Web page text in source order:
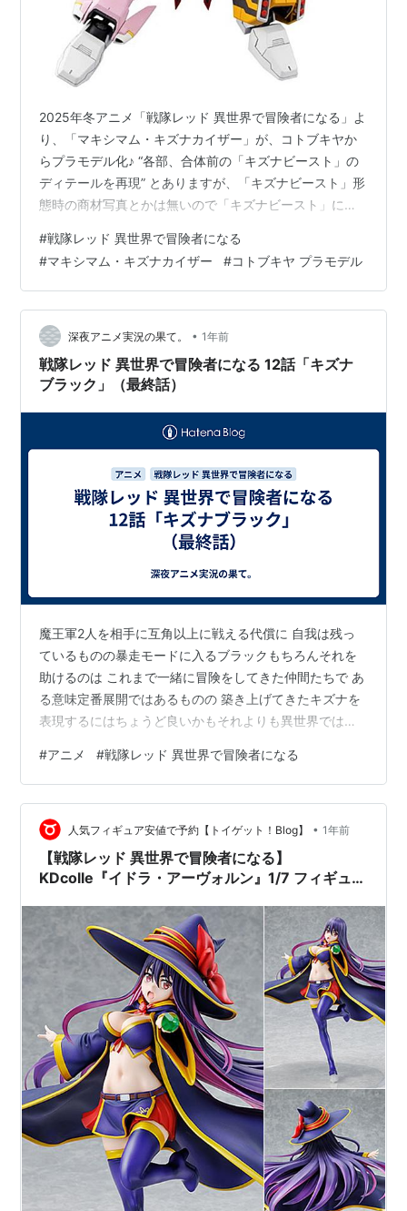
2025年冬アニメ「戦隊レッド 異世界で冒険者になる」よ
り、「マキシマム・キズナカイザー」が、コトブキヤか
らプラモデル化♪ “各部、合体前の「キズナビースト」の
ディテールを再現” とありますが、「キズナビースト」形
態時の商材写真とかは無いので「キズナビースト」には
パーツに分離と合体ができるダケ？みたい。 完成時のサ
イズは、 ノンスケールの全高：約17cm。 原型製作は
「株式会社ブレーン・テック」。 （※敬称略） 戦隊レッ
ド 異世界で冒険者になる『マキシマム・キズナカイザ
ー』プラモデルは、コトブキヤより2026年02月発売の予
定です♪ 【Ama…
#戦隊レッド 異世界で冒険者になる
#マキシマム・キズナカイザー #コトブキヤ プラモデル
深夜アニメ実況の果て。 • 1年前
戦隊レッド 異世界で冒険者になる 12話「キズナ
ブラック」（最終話）
魔王軍2人を相手に互角以上に戦える代償に 自我は残っ
ているものの暴走モードに入るブラックもちろんそれを
助けるのは これまで一緒に冒険をしてきた仲間たちで あ
る意味定番展開ではあるものの 築き上げてきたキズナを
表現するにはちょうど良いかもそれよりも異世界ではな
の様子がやっと垣間見えましたが やっぱりキズナビース
トは毎回こっちの世界から転送されていたんですね新た
な展開を予感させつつ 続編があれば普通に気になるラス
ト今は戦力としては厳しいテルティナ様の活躍も アニメ
ではまだまだ見れていないので そのためにも期待したい
ですね！ ＜公式サイト＞ TVア…
#アニメ #戦隊レッド 異世界で冒険者になる
人気フィギュア安値で予約【トイゲット！Blog】 • 1年前
【戦隊レッド 異世界で冒険者になる】
KDcolle『イドラ・アーヴォルン』1/7 フィギュア